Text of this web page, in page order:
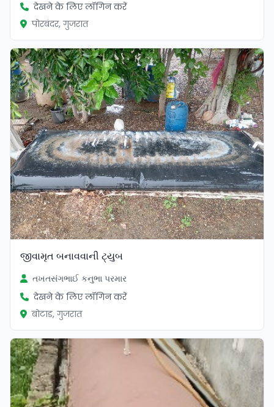
देखने के लिए लॉगिन करें
पोरबंदर, गुजरात
જીવામૃત બનાવવાની ટ્યુબ
તખતસંગભાઈ કનુભા પરમાર
देखने के लिए लॉगिन करें
बोटाड, गुजरात